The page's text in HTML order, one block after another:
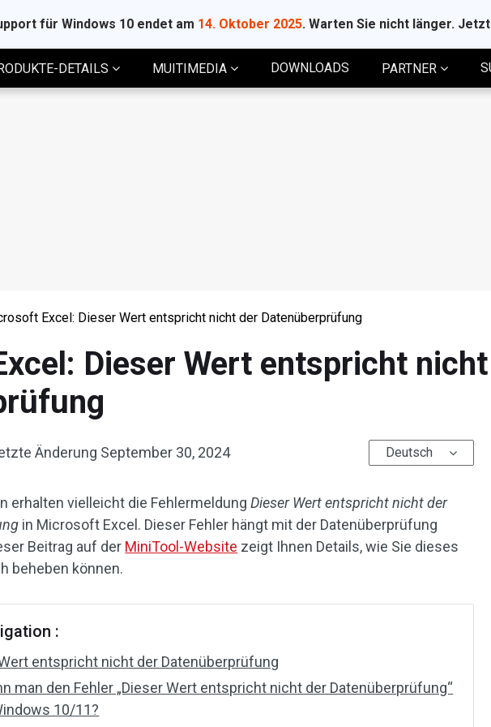
für Windows 10 endet am 14. Oktober 2025. Warten Sie nicht länger.
DETAILS MUITIMEDIA DOWNLOADS PARTNER
Excel: Dieser Wert entspricht nicht der Datenüberprüfung
Dieser Wert entspricht
Änderung September 30, 2024 Deutsch
erhalten vielleicht die FehlermeldungDieser Wert entspricht nicht der
in Microsoft Excel. Dieser Fehler hängt mit der Datenüberprüfung
Beitrag auf der MiniTool-Website zeigt Ihnen Details, wie Sie dieses
beheben können.
:
entspricht nicht der Datenüberprüfung
man den Fehler „Dieser Wert entspricht nicht der Datenüberprüfung“
10/11?